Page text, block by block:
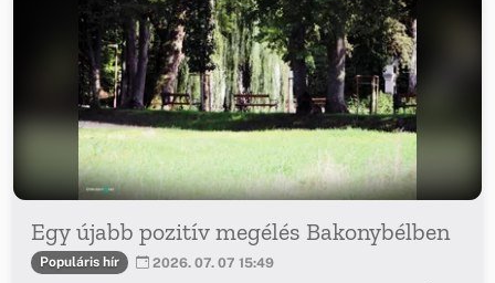
Egy újabb pozitív megélés Bakonybélben
Populáris hír 2026. 07. 07 15:49